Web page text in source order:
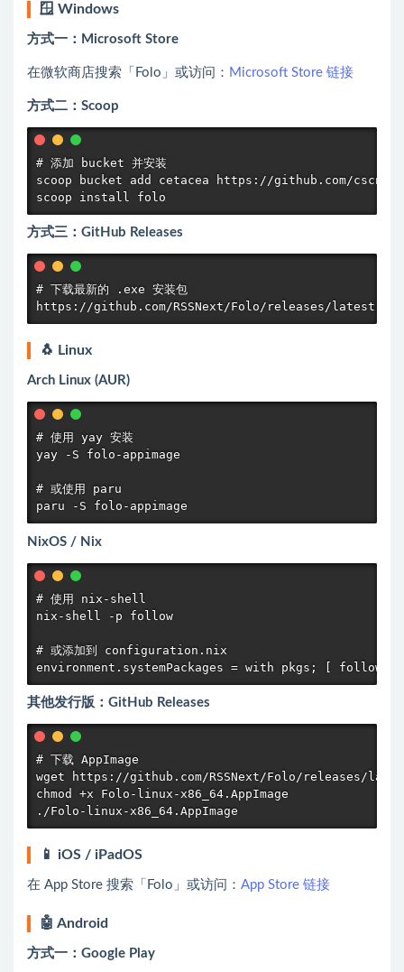
🪟 Windows
方式一：Microsoft Store
在微软商店搜索「Folo」或访问： Microsoft Store 链接
方式二：Scoop
# 添加 bucket 并安装
scoop bucket add cetacea https://github.com/
scoop install folo
方式三：GitHub Releases
# 下载最新的 .exe 安装包
https://github.com/RSSNext/Folo/releases/latest
🐧 Linux
Arch Linux (AUR)
# 使用 yay 安装
yay -S folo-appimage
# 或使用 paru
paru -S folo-appimage
NixOS / Nix
# 使用 nix-shell
nix-shell -p follow
# 或添加到 configuration.nix
environment.systemPackages = with pkgs; [ follow ];
其他发行版：GitHub Releases
# 下载 AppImage
wget https://github.com/RSSNext/Folo/releases/
chmod +x Folo-linux-x86_64.AppImage
./Folo-linux-x86_64.AppImage
📱 iOS / iPadOS
在 App Store 搜索「Folo」或访问： App Store 链接
🤖 Android
方式一：Google Play